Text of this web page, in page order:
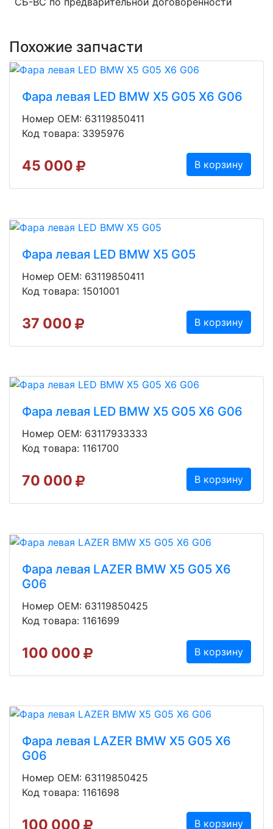
Похожие запчасти
Фара левая LED BMW X5 G05 X6 G06
Номер OEM: 63119850411
Код товара: 3395976
45 000 В корзину
Фара левая LED BMW X5 G05
Номер OEM: 63119850411
Код товара: 1501001
37 000 В корзину
Фара левая LED BMW X5 G05 X6 G06
Номер OEM: 63117933333
Код товара: 1161700
70 000 В корзину
Фара левая LAZER BMW X5 G05 X6
G06
Номер OEM: 63119850425
Код товара: 1161699
100 000 В корзину
Фара левая LAZER BMW X5 G05 X6
G06
Номер OEM: 63119850425
Код товара: 1161698
100 000 В корзину